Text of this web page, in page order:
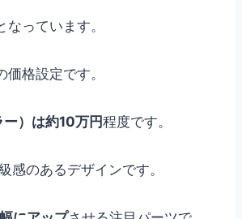
なっています。
格設定です。
）は約10万円程度です。
感のあるデザインです。